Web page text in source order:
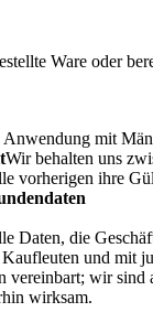
Ware oder
Anwendung mit
Wir behalten uns
vorherigen ihre
Daten, die
und mit
vereinbart; wir
wirksam.